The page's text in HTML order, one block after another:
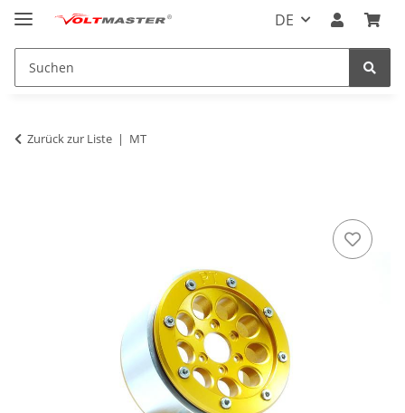
DE
Zurück zur Liste MT